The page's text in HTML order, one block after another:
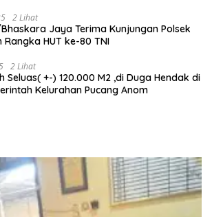
2 Lihat
Jaya Terima Kunjungan Polsek
2 Lihat
Seluas( +-) 120.000 M2 ,di Duga Hendak di
Kelurahan Pucang Anom